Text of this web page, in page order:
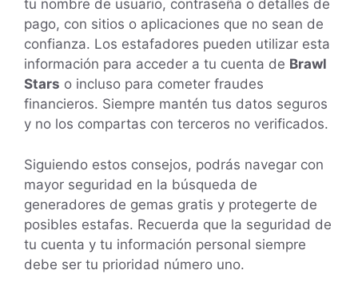
tu nombre de usuario, contraseña o detalles de
pago, con sitios o aplicaciones que no sean de
confianza. Los estafadores pueden utilizar esta
información para acceder a tu cuenta de Brawl
Stars o incluso para cometer fraudes
financieros. Siempre mantén tus datos seguros
y no los compartas con terceros no verificados.
Siguiendo estos consejos, podrás navegar con
mayor seguridad en la búsqueda de
generadores de gemas gratis y protegerte de
posibles estafas. Recuerda que la seguridad de
tu cuenta y tu información personal siempre
debe ser tu prioridad número uno.